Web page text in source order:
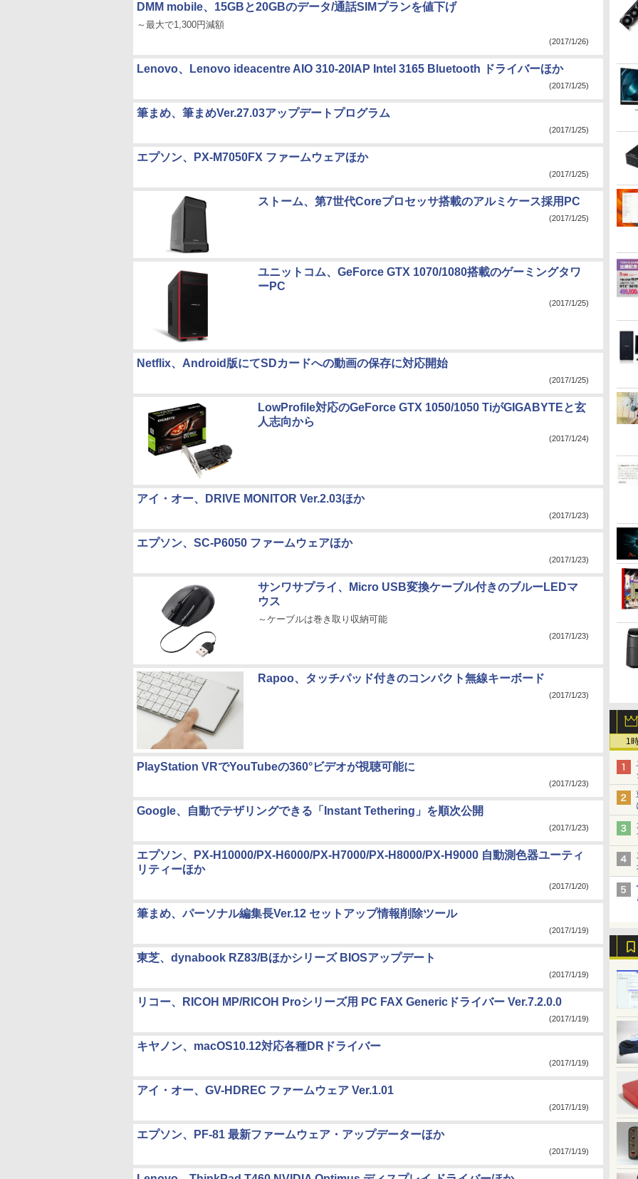
1
DMM mobile、15GBと20GBのデータ/通話SIMプランを値下げ
～最大で1,300円減額
(2017/1/26)
Lenovo、Lenovo ideacentre AIO 310-20IAP Intel 3165 Bluetooth ドライバーほか
(2017/1/25)
筆まめ、筆まめVer.27.03アップデートプログラム
(2017/1/25)
エプソン、PX-M7050FX ファームウェアほか
(2017/1/25)
ストーム、第7世代Coreプロセッサ搭載のアルミケース採用PC
(2017/1/25)
ユニットコム、GeForce GTX 1070/1080搭載のゲーミングタワ
ーPC
(2017/1/25)
Netflix、Android版にてSDカードへの動画の保存に対応開始
(2017/1/25)
LowProfile対応のGeForce GTX 1050/1050 TiがGIGABYTEと玄
人志向から
(2017/1/24)
アイ・オー、DRIVE MONITOR Ver.2.03ほか
(2017/1/23)
エプソン、SC-P6050 ファームウェアほか
(2017/1/23)
サンワサプライ、Micro USB変換ケーブル付きのブルーLEDマ
ウス
～ケーブルは巻き取り収納可能
(2017/1/23)
Rapoo、タッチパッド付きのコンパクト無線キーボード
(2017/1/23)
PlayStation VRでYouTubeの360°ビデオが視聴可能に
(2017/1/23)
Google、自動でテザリングできる「Instant Tethering」を順次公開
(2017/1/23)
エプソン、PX-H10000/PX-H6000/PX-H7000/PX-H8000/PX-H9000 自動測色器ユーティ
リティーほか
(2017/1/20)
筆まめ、パーソナル編集長Ver.12 セットアップ情報削除ツール
(2017/1/19)
東芝、dynabook RZ83/Bほかシリーズ BIOSアップデート
(2017/1/19)
リコー、RICOH MP/RICOH Proシリーズ用 PC FAX Genericドライバー Ver.7.2.0.0
(2017/1/19)
キヤノン、macOS10.12対応各種DRドライバー
(2017/1/19)
アイ・オー、GV-HDREC ファームウェア Ver.1.01
(2017/1/19)
エプソン、PF-81 最新ファームウェア・アップデーターほか
(2017/1/19)